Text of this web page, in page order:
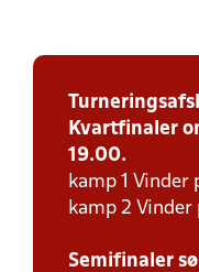
Kvartfinaler
19.00.
kamp 1
kamp 2
Semifinaler